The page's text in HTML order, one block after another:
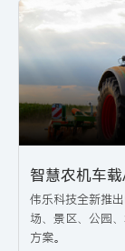
智慧农机车
伟乐科技全新推
场、景区、公园
方案。